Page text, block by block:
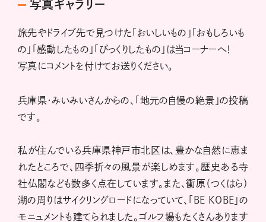
写真ギャラリー
旅先やドライブ先で見つけた「おいしいもの」「おもしろいも
の」「感動したもの」「びっくりしたもの」は当コーナーへ！
写真にコメントを付けてお送りください。
兵庫県・みいみいさんからの、「地元の自慢の絶景」の投稿
です。
私が住んでいる兵庫県神戸市北区は、豊かな自然に恵ま
れたところで、四季折々の風景が楽しめます。歴史ある寺
社仏閣なども数多く点在しています。また、衝原（つくはら）
湖の周りはサイクリングロードになっていて、「BE KOBE」の
モニュメントも建てられました。ゴルフ場もたくさんあります